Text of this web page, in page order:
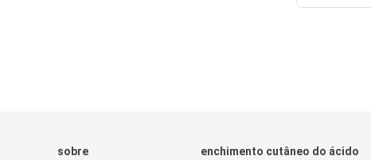
sobre enchimento cutâneo do ácido